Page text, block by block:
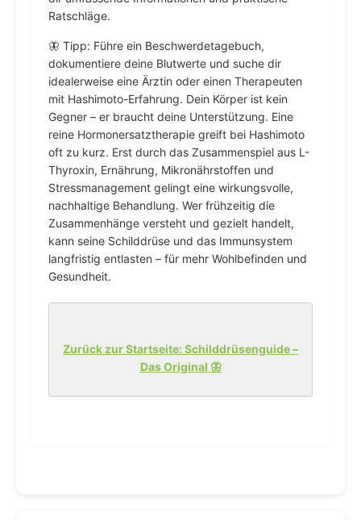
Ratschläge.
🦋 Tipp: Führe ein Beschwerdetagebuch,
dokumentiere deine Blutwerte und suche dir
idealerweise eine Ärztin oder einen Therapeuten
mit Hashimoto-Erfahrung. Dein Körper ist kein
Gegner – er braucht deine Unterstützung. Eine
reine Hormonersatztherapie greift bei Hashimoto
oft zu kurz. Erst durch das Zusammenspiel aus L-
Thyroxin, Ernährung, Mikronährstoffen und
Stressmanagement gelingt eine wirkungsvolle,
nachhaltige Behandlung. Wer frühzeitig die
Zusammenhänge versteht und gezielt handelt,
kann seine Schilddrüse und das Immunsystem
langfristig entlasten – für mehr Wohlbefinden und
Gesundheit.
Zurück zur Startseite: Schilddrüsenguide –
Das Original 🦋